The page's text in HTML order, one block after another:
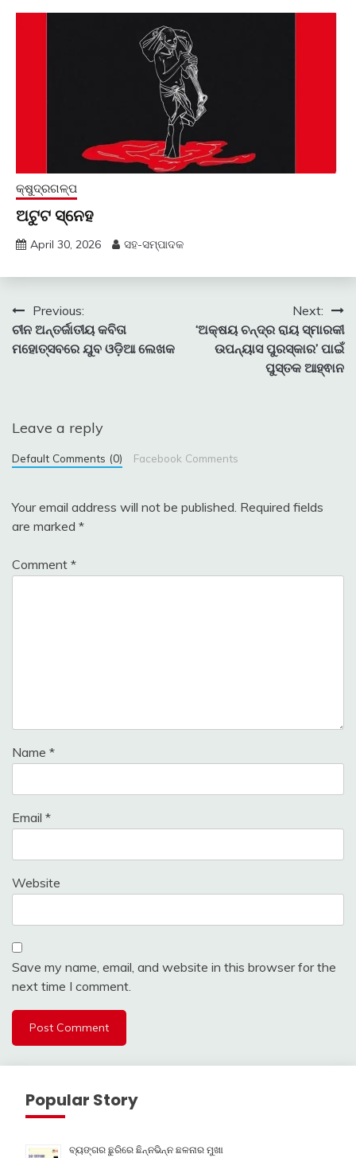
କ୍ଷୁଦ୍ରଗଳ୍ପ
ଅଟୁଟ ସ୍ନେହ
April 30, 2026 ସହ-ସମ୍ପାଦକ
Post
navigation
Previous:
ଚୀନ ଅନ୍ତର୍ଜାତୀୟ କବିତା
ମହୋତ୍ସବରେ ଯୁବ ଓଡ଼ିଆ ଲେଖକ
Next:
‘ଅକ୍ଷୟ ଚନ୍ଦ୍ର ରାୟ ସ୍ମାରକୀ
ଉପନ୍ୟାସ ପୁରସ୍କାର’ ପାଇଁ
ପୁସ୍ତକ ଆହ୍ଵାନ
Leave a reply
Default Comments (0) Facebook Comments
Your email address will not be published. Required fields
are marked *
Comment *
Name *
Email *
Website
Save my name, email, and website in this browser for the
next time I comment.
Popular Story
ବ୍ୟଙ୍ଗର ଛୁରିରେ ଛିନ୍ନଭିନ୍ନ ଛଳନାର ମୁଖା